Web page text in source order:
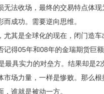
法收场，最终的交易特点体
成功。需要逆向思维。
其是全球化的现在，闭门造车
得05年和08年的金瑞期货巨
具实力的对垒方。结果却是2
场力量，一样是惨败。那么
谁就是被动一方。